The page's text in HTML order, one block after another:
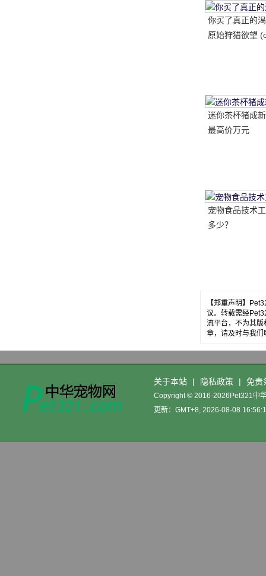
你买了真正的
原始狩猎欲望
迷你茶杯猪成
最高价万元
宠物食品技术
多少？
【郑重声明】
议。转载需经
流平台，不为其
章，请及时与我
关于本站 | 隐私政策 | 免责
Copyright © 2016-2026Pet321中
更新：GMT+8, 2026-08-08